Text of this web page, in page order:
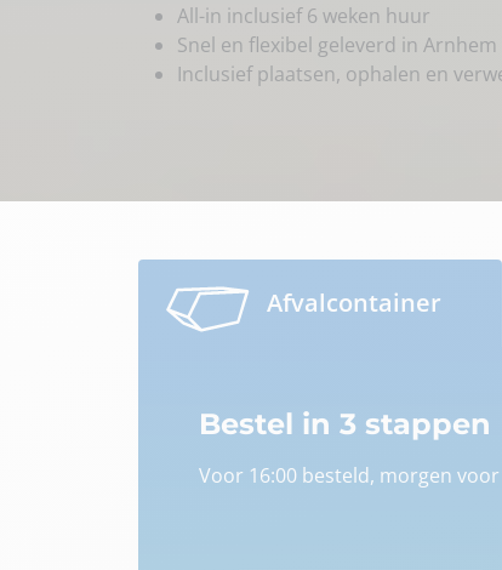
All-in inclusief 6 weken huur
Snel en flexibel geleverd in Arnhem
Inclusief plaatsen, ophalen en
Afvalcontainer
Bestel in 3 stappen
Voor 16:00 besteld, morgen